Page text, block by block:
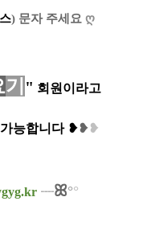
) 문자 주세요 ღ
기 " 회원이라고
능합니다 ❥❥❥
┈ꕤ°°